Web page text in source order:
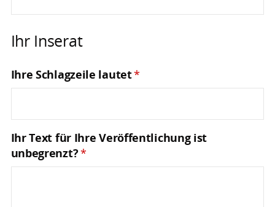
Ihr Inserat
Ihre Schlagzeile lautet*
Ihr Text für Ihre Veröffentlichung ist
unbegrenzt?*